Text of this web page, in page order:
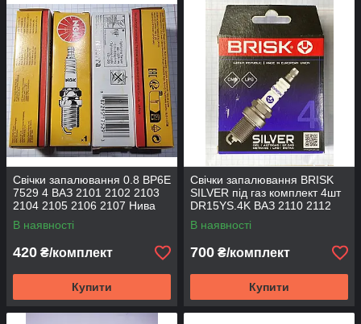
Свічки запалювання 0.8 BP6E
7529 4 ВАЗ 2101 2102 2103
2104 2105 2106 2107 Нива
Тайга 2121 21213 NGK
В наявності
420 ₴/комплект
Купити
Свічки запалювання BRISK
SILVER під газ комплект 4шт
DR15YS.4K ВАЗ 2110 2112
1118-інж. 16кл
В наявності
700 ₴/комплект
Купити